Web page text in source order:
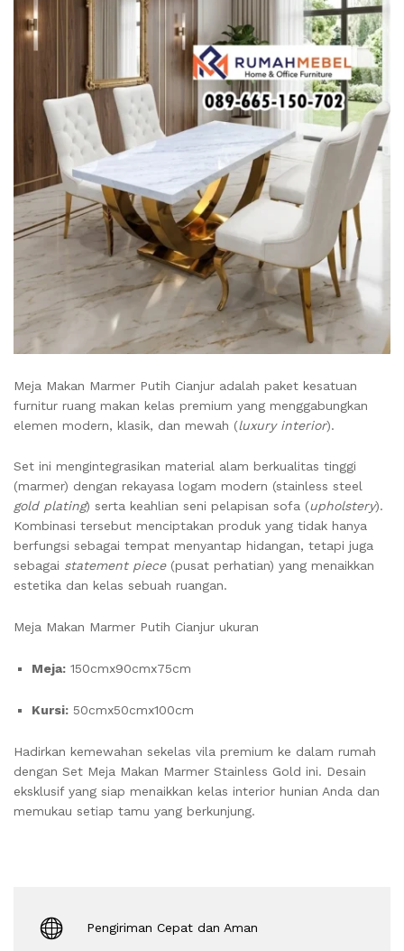
Meja Makan Marmer Putih Cianjur adalah paket kesatuan
furnitur ruang makan kelas premium yang menggabungkan
elemen modern, klasik, dan mewah (luxury interior).
Set ini mengintegrasikan material alam berkualitas tinggi
(marmer) dengan rekayasa logam modern (stainless steel
gold plating) serta keahlian seni pelapisan sofa (upholstery).
Kombinasi tersebut menciptakan produk yang tidak hanya
berfungsi sebagai tempat menyantap hidangan, tetapi juga
sebagai statement piece(pusat perhatian) yang menaikkan
estetika dan kelas sebuah ruangan.
Meja Makan Marmer Putih Cianjur ukuran
Meja: 150cmx90cmx75cm
Kursi: 50cmx50cmx100cm
Hadirkan kemewahan sekelas vila premium ke dalam rumah
dengan Set Meja Makan Marmer Stainless Gold ini. Desain
eksklusif yang siap menaikkan kelas interior hunian Anda dan
memukau setiap tamu yang berkunjung.
Pengiriman Cepat dan Aman